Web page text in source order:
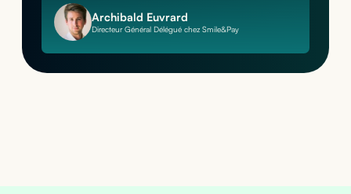
Archibald Euvrard
Directeur Général Délégué chez Smile&Pay